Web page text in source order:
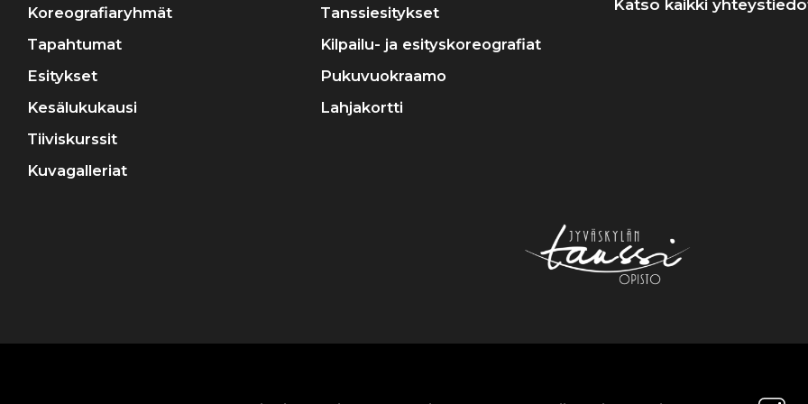
Koreografiaryhmät
Tapahtumat
Esitykset
Kesälukukausi
Tiiviskurssit
Kuvagalleriat
Tanssiesitykset
Kilpailu- ja esityskoreografiat
Pukuvuokraamo
Lahjakortti
Katso kaikki